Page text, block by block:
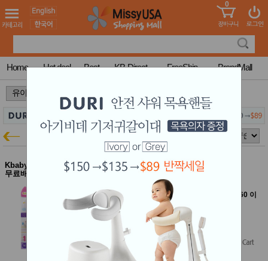
도 어린이
청소년
컬러링
북
한국학
습지
습지
고
국 송
꽃배송
건
강
홍삼전
문브랜
건강보
조제품
기능성
건강식
Diet/여
MissyShop
Login
0
Home Hot deal Best KB-Direct FreeShip BrandMall
에디슨 유아특가
Kbaby-Direct Mall $60이상
무료배송
에디슨 젓가락 페티 오른손용
에디슨 어린이 젓가락 30% 특가
[Kbaby Direct Mall에서 여러 브랜드 함께 $60 이
상 구매하면 무료배송]
$12.99
$10.00 $9.09 (30% off)